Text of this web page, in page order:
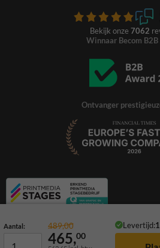
Aantal: 489,00 Levertijd:
465,00
Bekijk onze 7062
Winnaar Becom
Ontvanger